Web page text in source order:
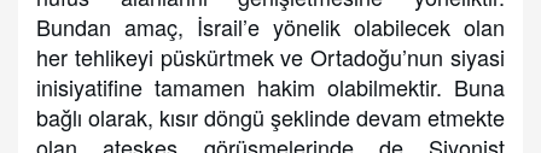
Bundan amaç, İsrail’e yönelik olabilecek olan
her tehlikeyi püskürtmek ve Ortadoğu’nun siyasi
inisiyatifine tamamen hakim olabilmektir. Buna
bağlı olarak, kısır döngü şeklinde devam etmekte
olan ateşkes görüşmelerinde de Siyonist